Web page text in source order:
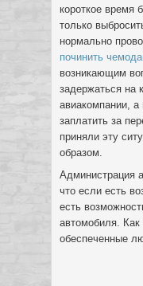
короткое время
только
нормально
починить
возникающим
задержаться на
авиакомпании,
заплатить за
приняли эту
образом.
Администрация
что если есть
есть
автомобиля.
обеспеченные